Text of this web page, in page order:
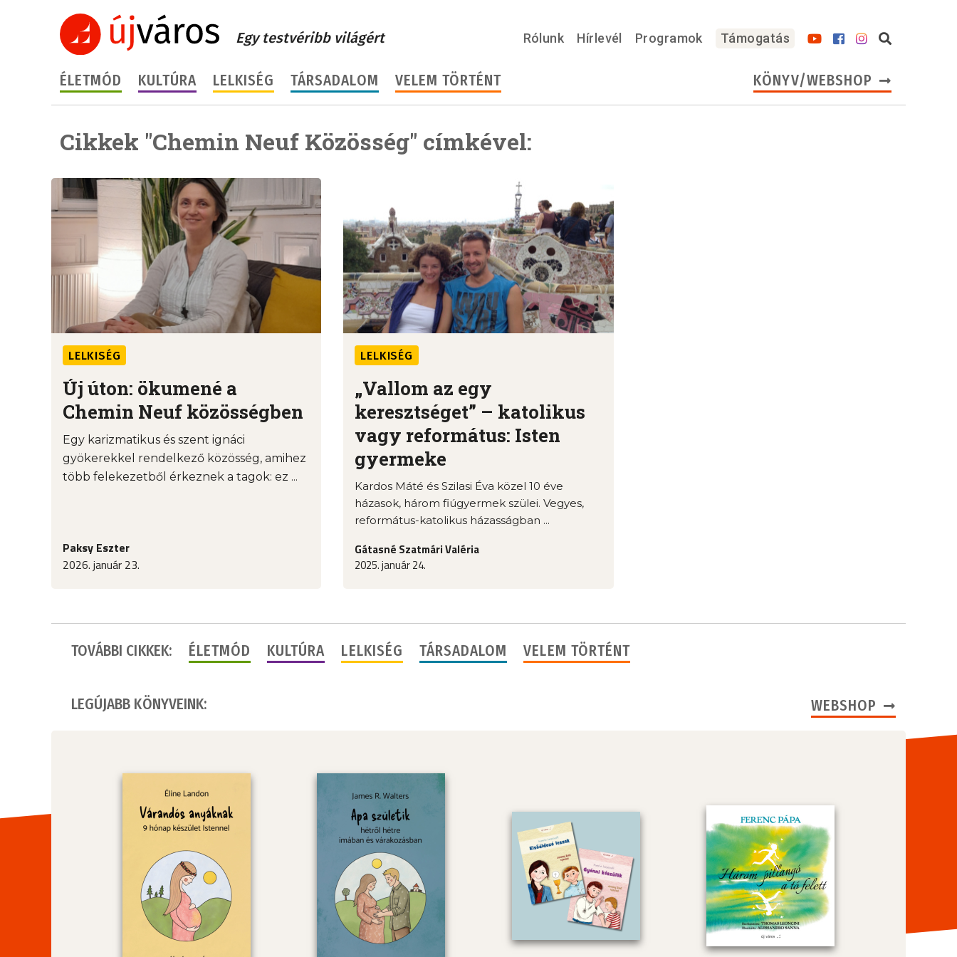
Egy testvéribb világért Rólunk Hírlevél Programok Támogatás
ÉLETMÓD KULTÚRA LELKISÉG TÁRSADALOM VELEM TÖRTÉNT KÖNYV/WEBSHOP
Cikkek "Chemin Neuf Közösség" címkével:
LELKISÉG
Új úton: ökumené a
Chemin Neuf közösségben
Egy karizmatikus és szent ignáci
gyökerekkel rendelkező közösség, amihez
több felekezetből érkeznek a tagok: ez ...
Paksy Eszter
2026. január 23.
LELKISÉG
„Vallom az egy
keresztséget” – katolikus
vagy református: Isten
gyermeke
Kardos Máté és Szilasi Éva közel 10 éve
házasok, három fiúgyermek szülei. Vegyes,
református-katolikus házasságban ...
Gátasné Szatmári Valéria
2025. január 24.
TOVÁBBI CIKKEK: ÉLETMÓD KULTÚRA LELKISÉG TÁRSADALOM VELEM TÖRTÉNT
LEGÚJABB KÖNYVEINK: WEBSHOP